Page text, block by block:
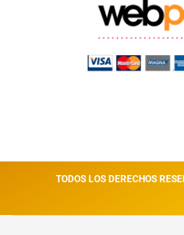
TODOS LOS DERECHOS